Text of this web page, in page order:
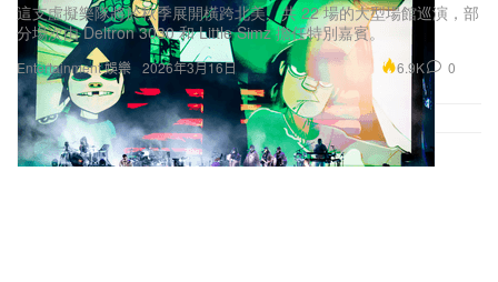
Entertainment 娛樂
這支虛擬樂隊將於秋季展開橫跨北美、共 22 場的大型場館巡演，部
分場次由 Deltron 3030 和 Little Simz 擔任特別嘉賓。
2026年3月16日 6.9K 0